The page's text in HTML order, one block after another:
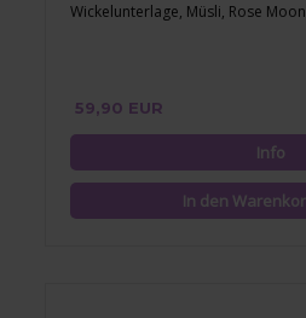
Wickelunterlage, Müsli, Rose Moon
59,90 EUR